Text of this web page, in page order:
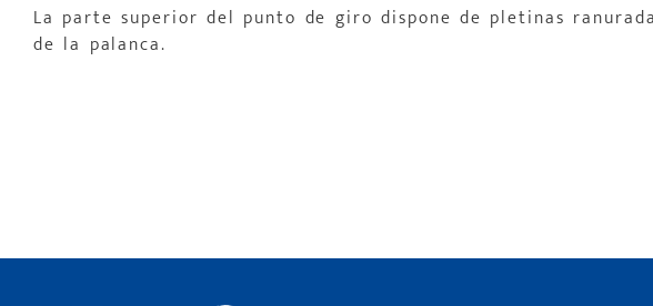
La parte superior del punto de giro dispone de pletinas
de la palanca.